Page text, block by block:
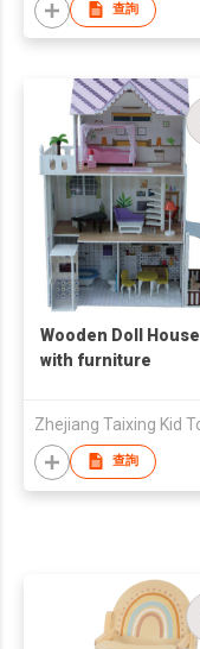
查詢
Wooden Doll House
with furniture
查詢